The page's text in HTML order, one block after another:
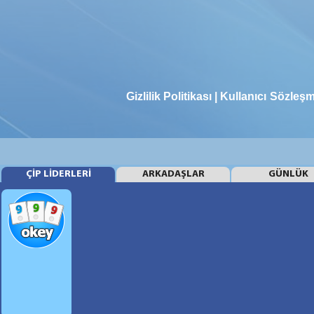
Gizlilik Politikası | Kullanıcı
ÇİP LİDERLERİ ARKADAŞLAR GÜNLÜK